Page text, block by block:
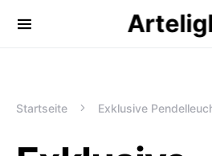
Startseite Exklusive